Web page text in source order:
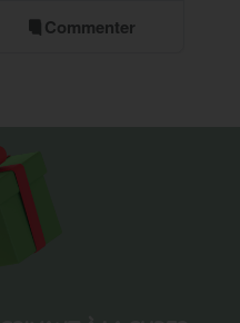
Commenter